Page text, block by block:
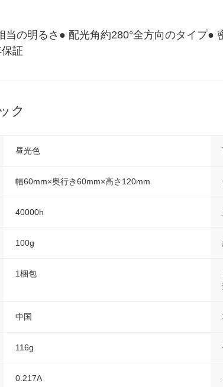
当の明るさ● 配光角約280°全方向のタイプ
証
ク
昼光色
幅60mm×奥行き60mm×高さ120mm
40000h
100g
1梱包
中国
116g
0.217A